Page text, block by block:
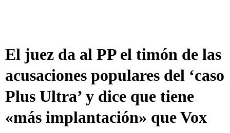
El juez da al PP el timón de las
acusaciones populares del ‘caso
Plus Ultra’ y dice que tiene
«más implantación» que Vox